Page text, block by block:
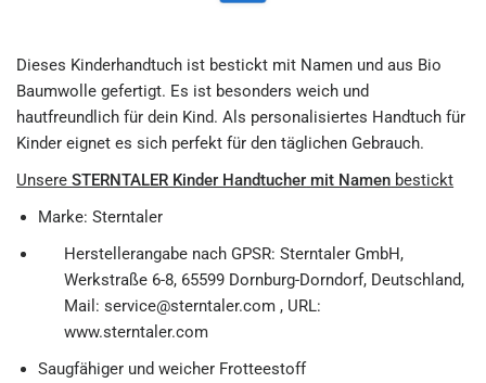
Dieses Kinderhandtuch ist bestickt mit Namen und aus Bio
Baumwolle gefertigt. Es ist besonders weich und
hautfreundlich für dein Kind. Als personalisiertes Handtuch für
Kinder eignet es sich perfekt für den täglichen Gebrauch.
UnsereSTERNTALER Kinder Handtucher mit Namen bestickt
Marke: Sterntaler
Herstellerangabe nach GPSR: Sterntaler GmbH,
Werkstraße 6-8, 65599 Dornburg-Dorndorf, Deutschland,
Mail: service@sterntaler.com , URL:
www.sterntaler.com
Saugfähiger und weicher Frotteestoff